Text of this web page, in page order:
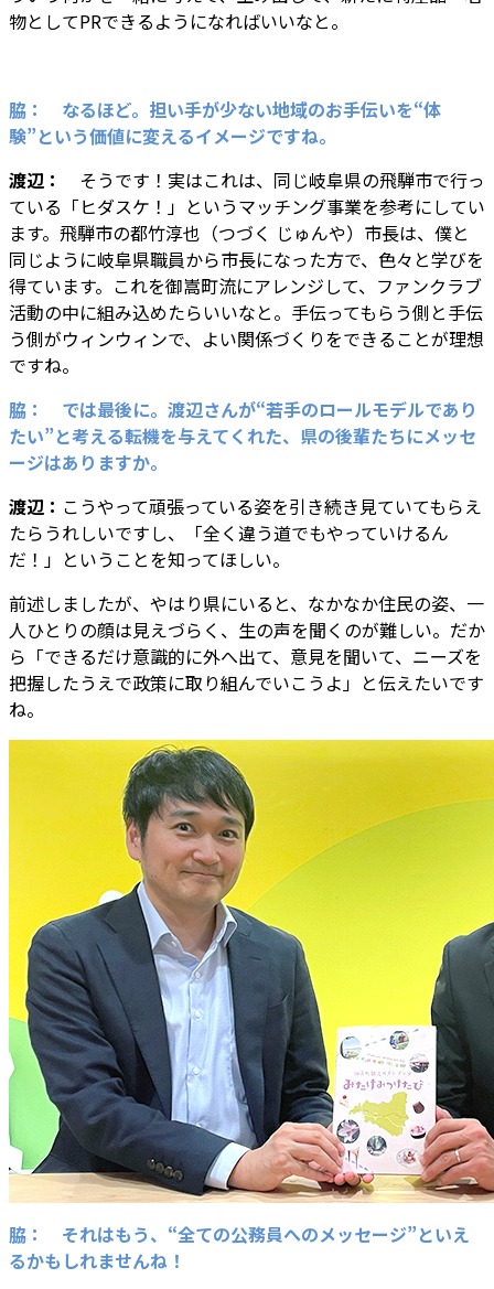
物としてPRできるようになればいいなと。
脇： なるほど。担い手が少ない地域のお手伝いを“体
験”という価値に変えるイメージですね。
渡辺： そうです！実はこれは、同じ岐阜県の飛騨市で行っ
ている「ヒダスケ！」というマッチング事業を参考にしてい
ます。飛騨市の都竹淳也（つづく じゅんや）市長は、僕と
同じように岐阜県職員から市長になった方で、色々と学びを
得ています。これを御嵩町流にアレンジして、ファンクラブ
活動の中に組み込めたらいいなと。手伝ってもらう側と手伝
う側がウィンウィンで、よい関係づくりをできることが理想
ですね。
脇： では最後に。渡辺さんが“若手のロールモデルであり
たい”と考える転機を与えてくれた、県の後輩たちにメッセ
ージはありますか。
渡辺： こうやって頑張っている姿を引き続き見ていてもらえ
たらうれしいですし、「全く違う道でもやっていけるん
だ！」ということを知ってほしい。
前述しましたが、やはり県にいると、なかなか住民の姿、一
人ひとりの顔は見えづらく、生の声を聞くのが難しい。だか
ら「できるだけ意識的に外へ出て、意見を聞いて、ニーズを
把握したうえで政策に取り組んでいこうよ」と伝えたいです
ね。
脇： それはもう、“全ての公務員へのメッセージ”といえ
るかもしれませんね！